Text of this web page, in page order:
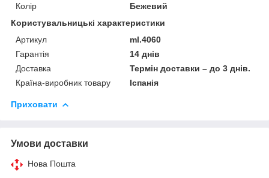
Колір
Бежевий
Користувальницькі характеристики
Артикул
ml.4060
Гарантія
14 днів
Доставка
Термін доставки – до 3 днів.
Країна-виробник товару
Іспанія
Приховати
Умови доставки
Нова Пошта